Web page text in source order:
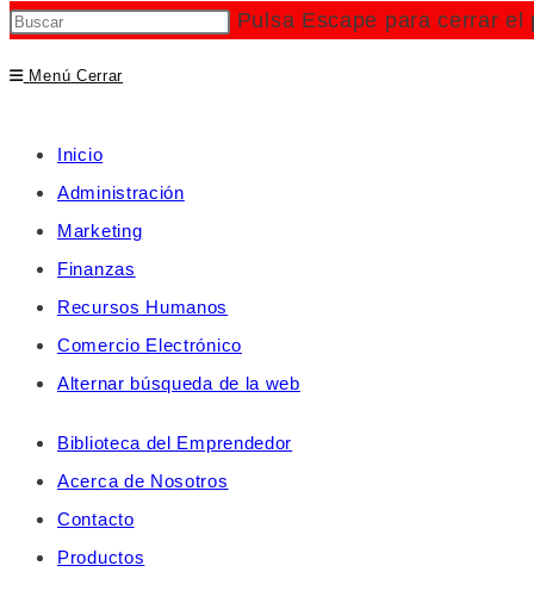
Pulsa Escape para cerrar el
Menú Cerrar
Inicio
Administración
Marketing
Finanzas
Recursos Humanos
Comercio Electrónico
Alternar búsqueda de la web
Biblioteca del Emprendedor
Acerca de Nosotros
Contacto
Productos